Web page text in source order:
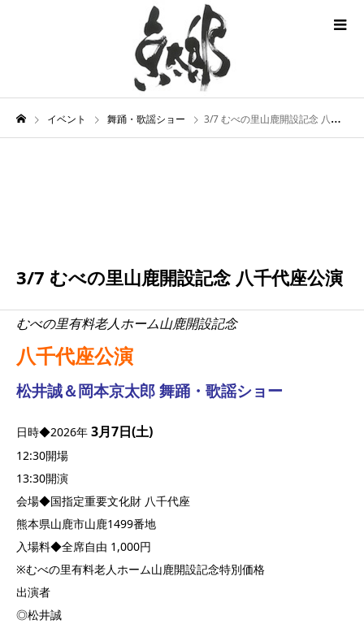
イベント 舞踊・歌謡ショー 3/7 むべの里山鹿開設記念 八千代座公演
3/7 むべの里山鹿開設記念 八千代座公演
むべの里有料老人ホーム山鹿開設記念
八千代座公演
松井誠＆岡本京太郎 舞踊・歌謡ショー
日時◆2026年 3月7日(土)
12:30開場
13:30開演
会場◆国指定重要文化財 八千代座
熊本県山鹿市山鹿1499番地
入場料◆全席自由 1,000円
※むべの里有料老人ホーム山鹿開設記念特別価格
出演者
◎松井誠